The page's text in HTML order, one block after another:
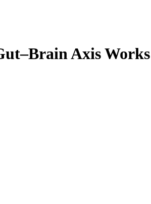
Axis